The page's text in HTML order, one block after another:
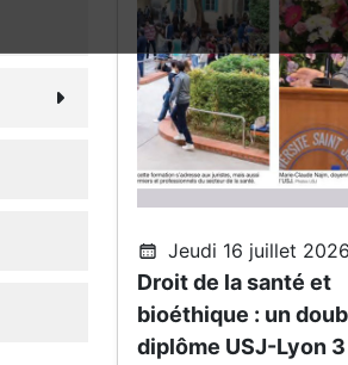
Jeudi 16 juillet 2026
Droit de la santé et
bioéthique : un
diplôme USJ-Lyon 3